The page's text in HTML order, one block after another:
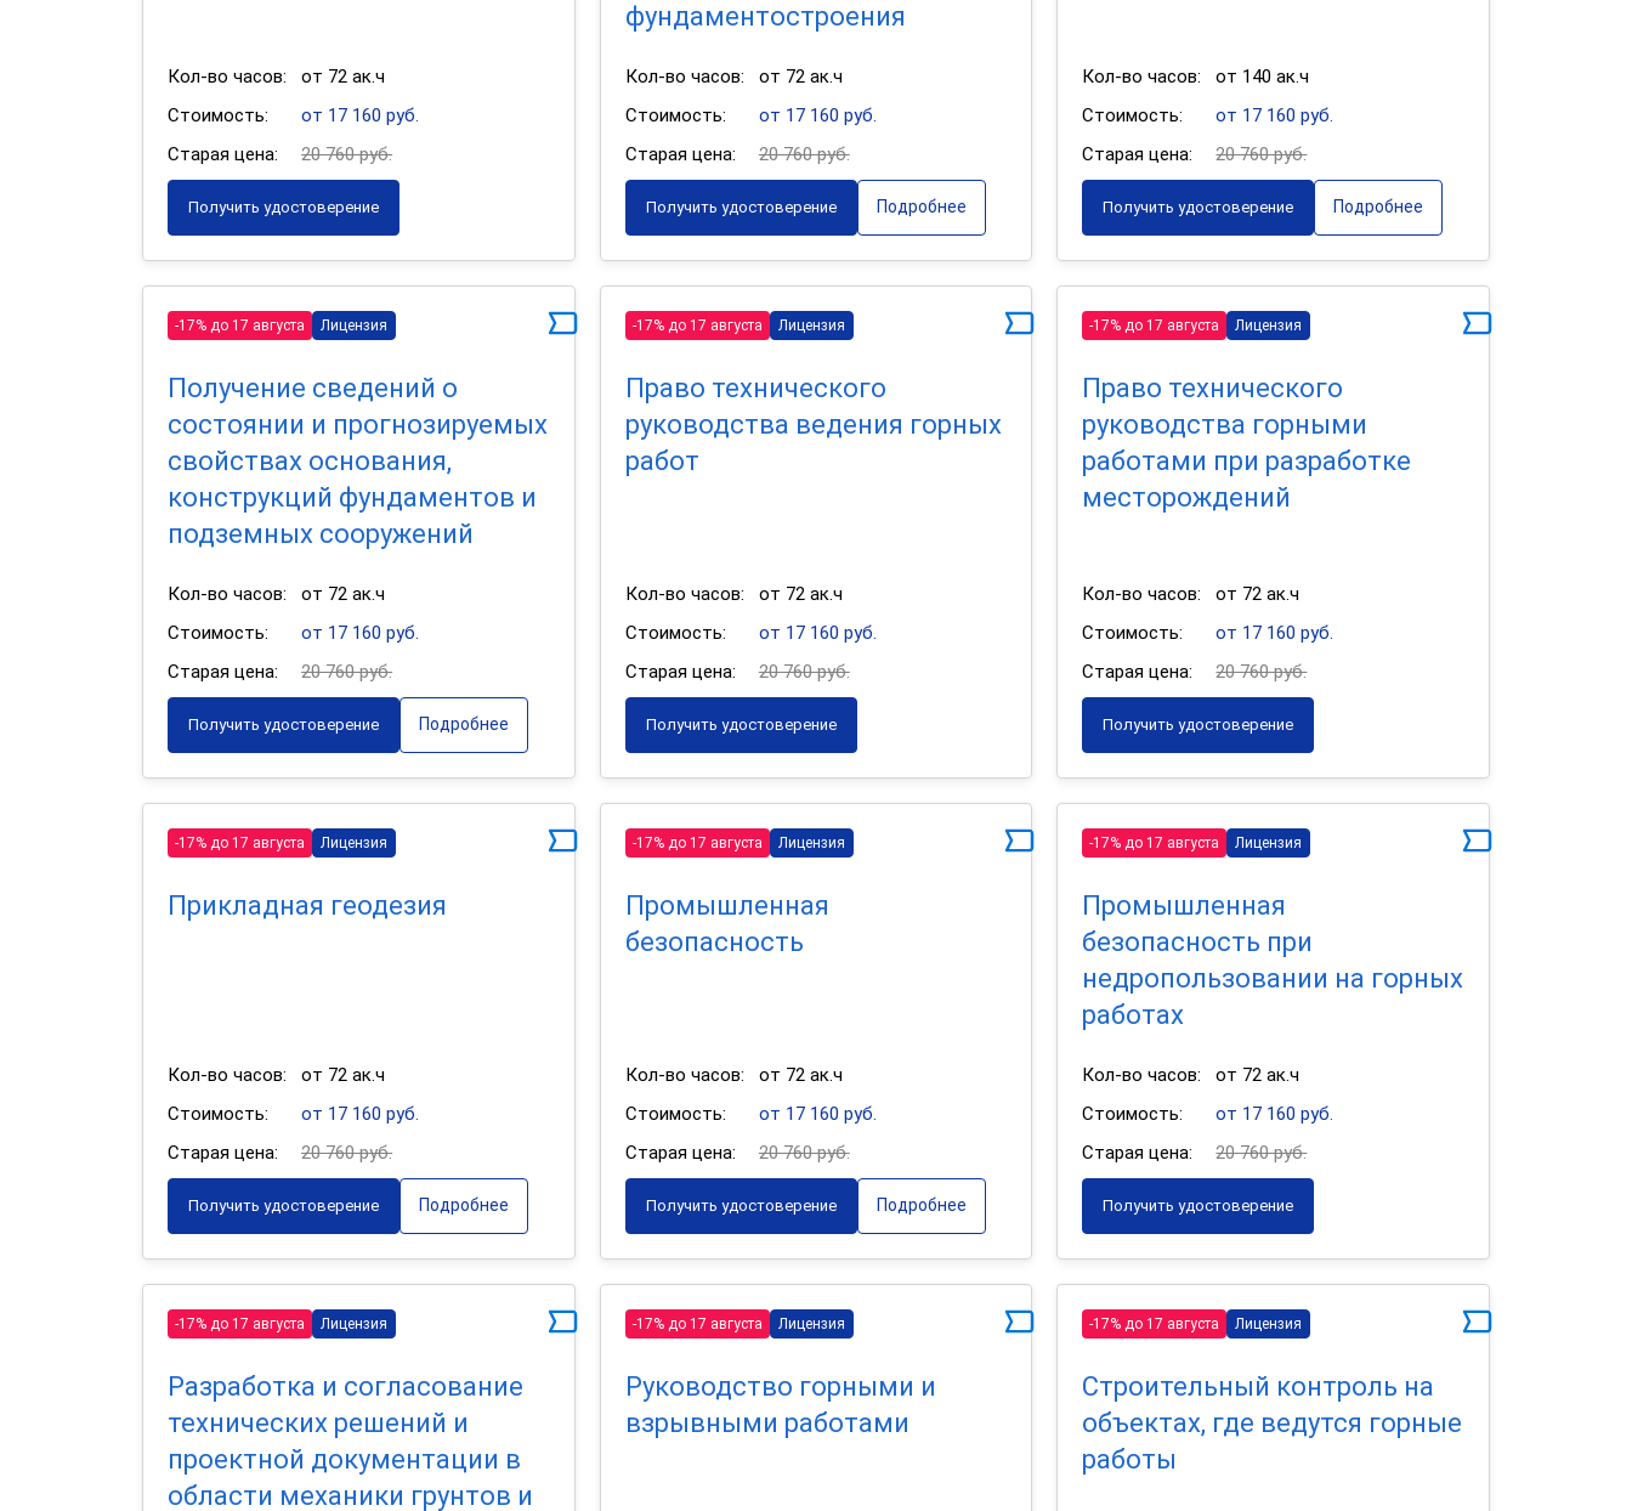
Кол-во часов:
от 72 ак.ч
Стоимость:
от 17 160 руб.
Старая цена:
20 760 руб.
Получить удостоверение
фундаментостроения
Кол-во часов:
от 72 ак.ч
Стоимость:
от 17 160 руб.
Старая цена:
20 760 руб.
Получить удостоверение Подробнее
Кол-во часов:
от 140 ак.ч
Стоимость:
от 17 160 руб.
Старая цена:
20 760 руб.
Получить удостоверение Подробнее
-17% до 17 августа Лицензия
Получение сведений о
состоянии и прогнозируемых
свойствах основания,
конструкций фундаментов и
подземных сооружений
Кол-во часов:
от 72 ак.ч
Стоимость:
от 17 160 руб.
Старая цена:
20 760 руб.
Получить удостоверение Подробнее
-17% до 17 августа Лицензия
Право технического
руководства ведения горных
работ
Кол-во часов:
от 72 ак.ч
Стоимость:
от 17 160 руб.
Старая цена:
20 760 руб.
Получить удостоверение
-17% до 17 августа Лицензия
Право технического
руководства горными
работами при разработке
месторождений
Кол-во часов:
от 72 ак.ч
Стоимость:
от 17 160 руб.
Старая цена:
20 760 руб.
Получить удостоверение
-17% до 17 августа Лицензия
Прикладная геодезия
Кол-во часов:
от 72 ак.ч
Стоимость:
от 17 160 руб.
Старая цена:
20 760 руб.
Получить удостоверение Подробнее
-17% до 17 августа Лицензия
Промышленная
безопасность
Кол-во часов:
от 72 ак.ч
Стоимость:
от 17 160 руб.
Старая цена:
20 760 руб.
Получить удостоверение Подробнее
-17% до 17 августа Лицензия
Промышленная
безопасность при
недропользовании на горных
работах
Кол-во часов:
от 72 ак.ч
Стоимость:
от 17 160 руб.
Старая цена:
20 760 руб.
Получить удостоверение
-17% до 17 августа Лицензия
Разработка и согласование
технических решений и
проектной документации в
области механики грунтов и
-17% до 17 августа Лицензия
Руководство горными и
взрывными работами
-17% до 17 августа Лицензия
Строительный контроль на
объектах, где ведутся горные
работы